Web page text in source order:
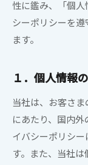
性に鑑み、「個
シーポリシーを
ます。
１．個人情報
当社は、お客さ
にあたり、国内
イバシーポリシ
す。また、当社